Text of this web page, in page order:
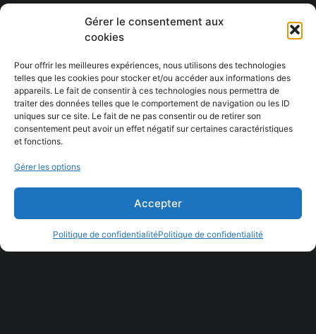
Gérer le consentement aux
cookies
Pour offrir les meilleures expériences, nous utilisons des technologies
telles que les cookies pour stocker et/ou accéder aux informations des
appareils. Le fait de consentir à ces technologies nous permettra de
traiter des données telles que le comportement de navigation ou les ID
uniques sur ce site. Le fait de ne pas consentir ou de retirer son
consentement peut avoir un effet négatif sur certaines caractéristiques
et fonctions.
Gérer les options
Accepter
Politique de confidentialitéPolitique de confidentialité
Projet suivant